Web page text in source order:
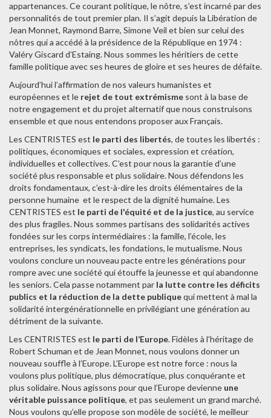
appartenances. Ce courant politique, le nôtre, s’est incarné par des
personnalités de tout premier plan. Il s’agit depuis la Libération de
Jean Monnet, Raymond Barre, Simone Veil et bien sur celui des
nôtres qui a accédé à la présidence de la République en 1974 :
Valéry Giscard d’Estaing. Nous sommes les héritiers de cette
famille politique avec ses heures de gloire et ses heures de défaite.
Aujourd’hui l’affirmation de nos valeurs humanistes et
européennes et le rejet de tout extrémisme sont à la base de
notre engagement et du projet alternatif que nous construisons
ensemble et que nous entendons proposer aux Français.
Les CENTRISTES est le parti des libertés, de toutes les libertés :
politiques, économiques et sociales, expression et création,
individuelles et collectives. C’est pour nous la garantie d’une
société plus responsable et plus solidaire. Nous défendons les
droits fondamentaux, c’est-à-dire les droits élémentaires de la
personne humaine et le respect de la dignité humaine. Les
CENTRISTES est le parti de l'équité et de la justice, au service
des plus fragiles. Nous sommes partisans des solidarités actives
fondées sur les corps intermédiaires : la famille, l’école, les
entreprises, les syndicats, les fondations, le mutualisme. Nous
voulons conclure un nouveau pacte entre les générations pour
rompre avec une société qui étouffe la jeunesse et qui abandonne
les seniors. Cela passe notamment par la lutte contre les déficits
publics et la réduction de la dette publiquequi mettent à mal la
solidarité intergénérationnelle en privilégiant une génération au
détriment de la suivante.
Les CENTRISTES est le parti de l’Europe. Fidèles à l’héritage de
Robert Schuman et de Jean Monnet, nous voulons donner un
nouveau souffle à l’Europe. L’Europe est notre force : nous la
voulons plus politique, plus démocratique, plus conquérante et
plus solidaire. Nous agissons pour que l’Europe devienne une
véritable puissance politique, et pas seulement un grand marché.
Nous voulons qu’elle propose son modèle de société, le meilleur